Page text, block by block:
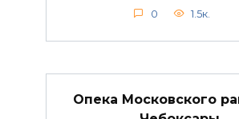
0 1.5к.
Опека Московского